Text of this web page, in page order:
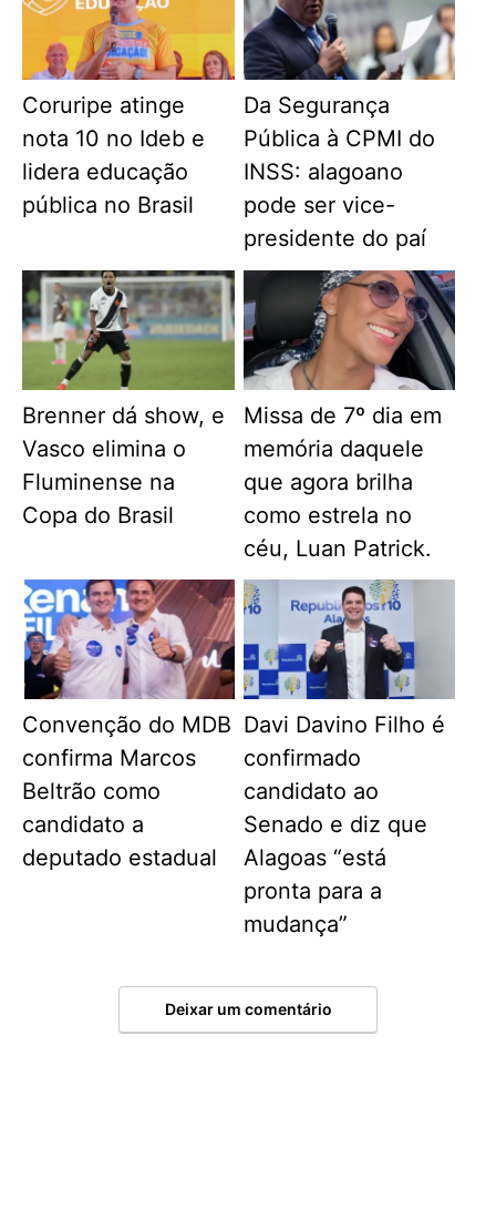
Coruripe atinge
nota 10 no Ideb e
lidera educação
pública no Brasil
Da Segurança
Pública à CPMI do
INSS: alagoano
pode ser vice-
presidente do paí
Brenner dá show, e
Vasco elimina o
Fluminense na
Copa do Brasil
Missa de 7º dia em
memória daquele
que agora brilha
como estrela no
céu, Luan Patrick.
Convenção do MDB
confirma Marcos
Beltrão como
candidato a
deputado estadual
Davi Davino Filho é
confirmado
candidato ao
Senado e diz que
Alagoas “está
pronta para a
mudança”
Deixar um comentário